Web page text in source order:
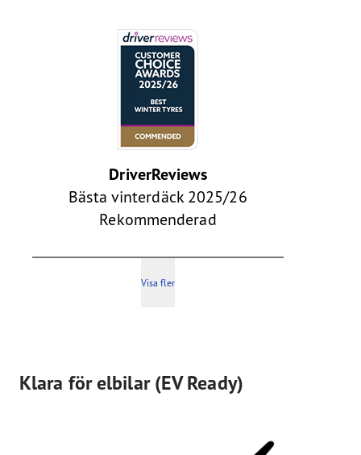
DriverReviews
Bästa vinterdäck 2025/26
Rekommenderad
Visa fler
Klara för elbilar (EV Ready)